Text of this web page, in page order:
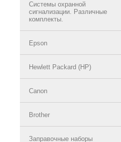
Системы охранной
сигнализации. Различные
комплекты.
Epson
Hewlett Packard (HP)
Canon
Brother
Заправочные наборы